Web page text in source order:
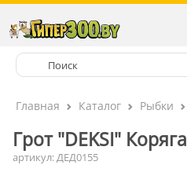
Главная Каталог Рыбки
Грот "DEKSI" Коряга
артикул: ДЕД0155